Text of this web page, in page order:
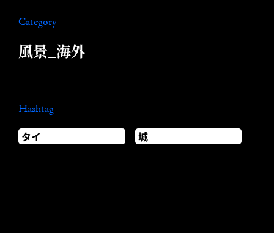
Category
風景_海外
Hashtag
タイ 城